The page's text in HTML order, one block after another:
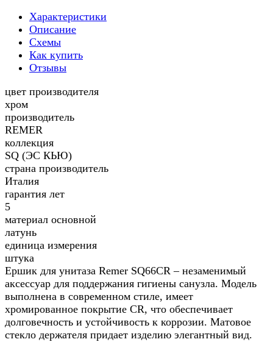
Характеристики
Описание
Схемы
Как купить
Отзывы
цвет производителя
хром
производитель
REMER
коллекция
SQ (ЭС КЬЮ)
страна производитель
Италия
гарантия лет
5
материал основной
латунь
единица измерения
штука
Ершик для унитаза Remer SQ66CR – незаменимый
аксессуар для поддержания гигиены санузла. Модель
выполнена в современном стиле, имеет
хромированное покрытие CR, что обеспечивает
долговечность и устойчивость к коррозии. Матовое
стекло держателя придает изделию элегантный вид.